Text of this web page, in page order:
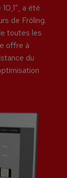
a été
de Fröling.
toutes les
offre à
du